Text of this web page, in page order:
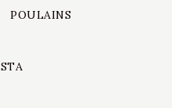
POULAINS
STA